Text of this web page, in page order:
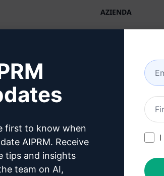
dei prompt e una
vendite,
clienti grazie a
Claude, Gemini,
dalle grandi
AZIENDA
Caratteristiche
IA generativa
Prezzi in
Prezzi di
first to know when
AIPRM. Receive
tips and insights
team on AI,
I